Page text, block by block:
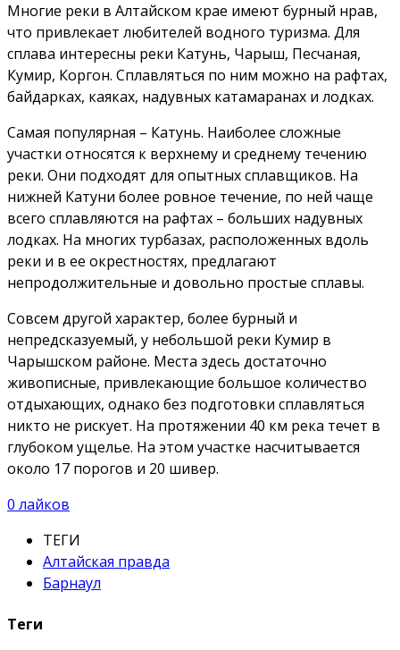
Многие реки в Алтайском крае имеют бурный нрав,
что привлекает любителей водного туризма. Для
сплава интересны реки Катунь, Чарыш, Песчаная,
Кумир, Коргон. Сплавляться по ним можно на рафтах,
байдарках, каяках, надувных катамаранах и лодках.
Самая популярная – Катунь. Наиболее сложные
участки относятся к верхнему и среднему течению
реки. Они подходят для опытных сплавщиков. На
нижней Катуни более ровное течение, по ней чаще
всего сплавляются на рафтах – больших надувных
лодках. На многих турбазах, расположенных вдоль
реки и в ее окрестностях, предлагают
непродолжительные и довольно простые сплавы.
Совсем другой характер, более бурный и
непредсказуемый, у небольшой реки Кумир в
Чарышском районе. Места здесь достаточно
живописные, привлекающие большое количество
отдыхающих, однако без подготовки сплавляться
никто не рискует. На протяжении 40 км река течет в
глубоком ущелье. На этом участке насчитывается
около 17 порогов и 20 шивер.
0 лайков
ТЕГИ
Алтайская правда
Барнаул
Теги